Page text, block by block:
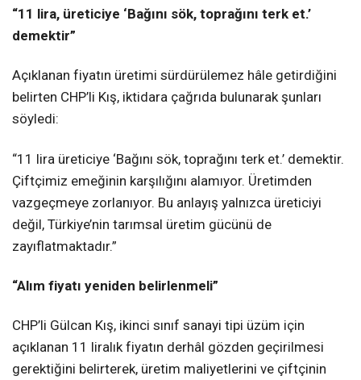
“11 lira, üreticiye ‘Bağını sök, toprağını terk et.’
demektir”
Açıklanan fiyatın üretimi sürdürülemez hâle getirdiğini
belirten CHP’li Kış, iktidara çağrıda bulunarak şunları
söyledi:
“11 lira üreticiye ‘Bağını sök, toprağını terk et.’ demektir.
Çiftçimiz emeğinin karşılığını alamıyor. Üretimden
vazgeçmeye zorlanıyor. Bu anlayış yalnızca üreticiyi
değil, Türkiye’nin tarımsal üretim gücünü de
zayıflatmaktadır.”
“Alım fiyatı yeniden belirlenmeli”
CHP’li Gülcan Kış, ikinci sınıf sanayi tipi üzüm için
açıklanan 11 liralık fiyatın derhâl gözden geçirilmesi
gerektiğini belirterek, üretim maliyetlerini ve çiftçinin